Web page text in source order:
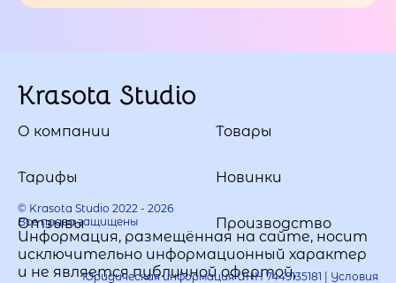
Krasota Studio
© Krasota Studio 2022 - 2026
Все права защищены
О компании Товары
Тарифы Новинки
Отзывы Производство
Юридическая информация ИНН 7449135181 | Условия
Информация, размещённая на сайте, носит
исключительно информационный характер
и не является публичной офертой,